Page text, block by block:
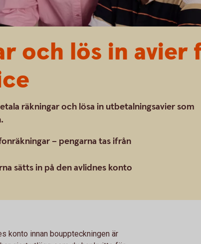
och lös in avier
räkningar och lösa in utbetalningsavier som
– pengarna tas ifrån
sätts in på den avlidnes konto
konto innan bouppteckningen är